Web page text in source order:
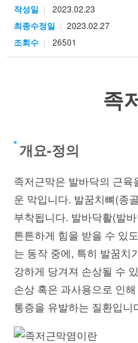
작성일 2023.02.23
최종수정일 2023.02.27
조회수 26501
족
개요-정의
족저근막은 발바닥의 근
운 막입니다. 발꿈치뼈(종
부착됩니다. 발바닥활(발
튼튼하게 힘을 받을 수 있
는 동작 중에, 특히 발꿈치
강하게 당겨져 손상될 수
손상 혹은 과사용으로 인
통증을 유발하는 질환입니